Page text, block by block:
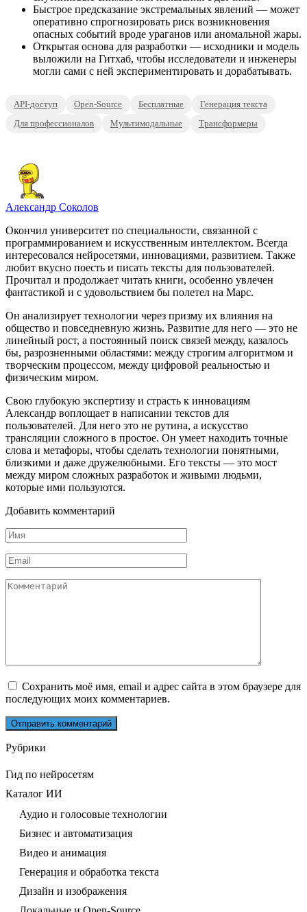
Быстрое предсказание экстремальных явлений — может
оперативно спрогнозировать риск возникновения
опасных событий вроде ураганов или аномальной жары.
Открытая основа для разработки — исходники и модель
выложили на Гитхаб, чтобы исследователи и инженеры
могли сами с ней экспериментировать и дорабатывать.
API-доступ Open-Source Бесплатные
Генерация текста
Для профессионалов
Мультимодальные Трансформеры
Александр Соколов
Окончил университет по специальности, связанной с
программированием и искусственным интеллектом. Всегда
интересовался нейросетями, инновациями, развитием. Также
любит вкусно поесть и писать тексты для пользователей.
Прочитал и продолжает читать книги, особенно увлечен
фантастикой и с удовольствием бы полетел на Марс.
Он анализирует технологии через призму их влияния на
общество и повседневную жизнь. Развитие для него — это не
линейный рост, а постоянный поиск связей между, казалось
бы, разрозненными областями: между строгим алгоритмом и
творческим процессом, между цифровой реальностью и
физическим миром.
Свою глубокую экспертизу и страсть к инновациям
Александр воплощает в написании текстов для
пользователей. Для него это не рутина, а искусство
трансляции сложного в простое. Он умеет находить точные
слова и метафоры, чтобы сделать технологии понятными,
близкими и даже дружелюбными. Его тексты — это мост
между миром сложных разработок и живыми людьми,
которые ими пользуются.
Добавить комментарий
Имя
*
Email
*
Комментарий
Сохранить моё имя, email и адрес сайта в этом браузере для
последующих моих комментариев.
Рубрики
Гид по нейросетям
Каталог ИИ
Аудио и голосовые технологии
Бизнес и автоматизация
Видео и анимация
Генерация и обработка текста
Дизайн и изображения